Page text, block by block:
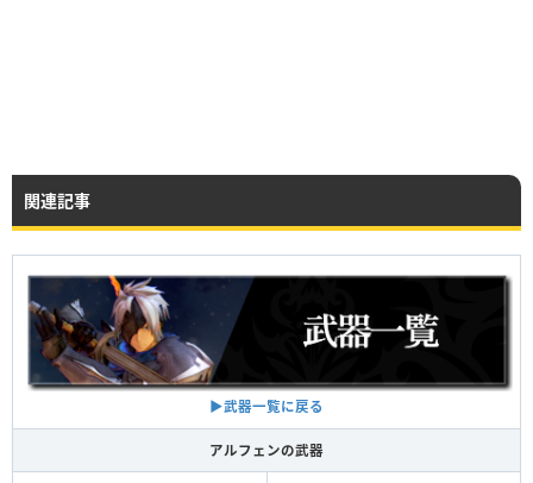
関連記事
▶︎武器一覧に戻る
アルフェンの武器